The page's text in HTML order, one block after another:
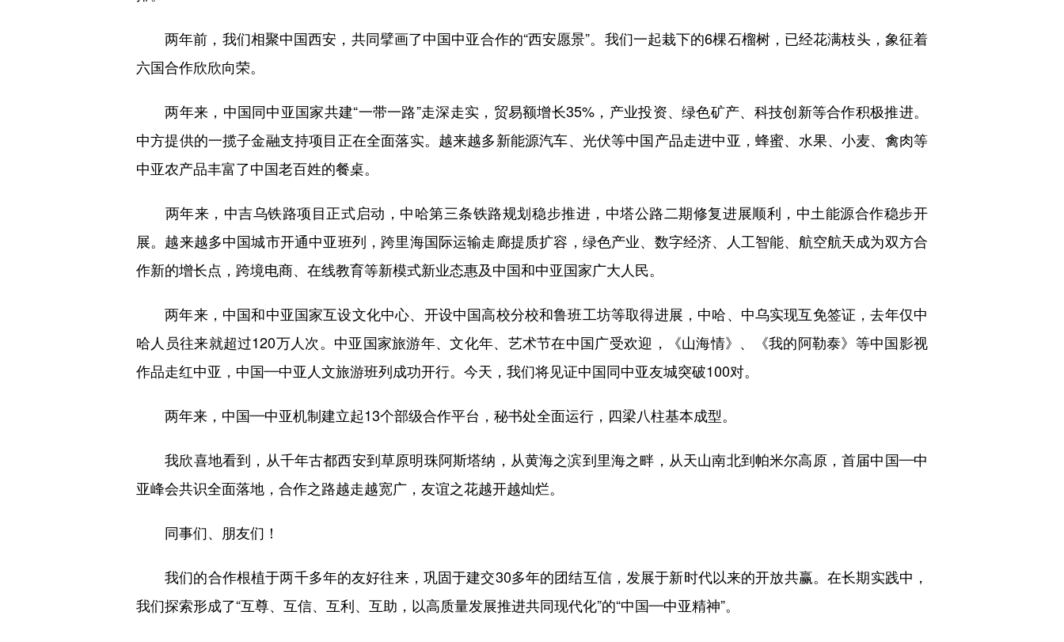
两年前，我们相聚中国西安，共同擘画了中国中亚合作的“西安愿景”。我们一起栽下的6棵石榴树，已经花满枝头，象征着
六国合作欣欣向荣。
两年来，中国同中亚国家共建“一带一路”走深走实，贸易额增长35%，产业投资、绿色矿产、科技创新等合作积极推进。
中方提供的一揽子金融支持项目正在全面落实。越来越多新能源汽车、光伏等中国产品走进中亚，蜂蜜、水果、小麦、禽肉等
中亚农产品丰富了中国老百姓的餐桌。
两年来，中吉乌铁路项目正式启动，中哈第三条铁路规划稳步推进，中塔公路二期修复进展顺利，中土能源合作稳步开
展。越来越多中国城市开通中亚班列，跨里海国际运输走廊提质扩容，绿色产业、数字经济、人工智能、航空航天成为双方合
作新的增长点，跨境电商、在线教育等新模式新业态惠及中国和中亚国家广大人民。
两年来，中国和中亚国家互设文化中心、开设中国高校分校和鲁班工坊等取得进展，中哈、中乌实现互免签证，去年仅中
哈人员往来就超过120万人次。中亚国家旅游年、文化年、艺术节在中国广受欢迎，《山海情》、《我的阿勒泰》等中国影视
作品走红中亚，中国—中亚人文旅游班列成功开行。今天，我们将见证中国同中亚友城突破100对。
两年来，中国—中亚机制建立起13个部级合作平台，秘书处全面运行，四梁八柱基本成型。
我欣喜地看到，从千年古都西安到草原明珠阿斯塔纳，从黄海之滨到里海之畔，从天山南北到帕米尔高原，首届中国—中
亚峰会共识全面落地，合作之路越走越宽广，友谊之花越开越灿烂。
同事们、朋友们！
我们的合作根植于两千多年的友好往来，巩固于建交30多年的团结互信，发展于新时代以来的开放共赢。在长期实践中，
我们探索形成了“互尊、互信、互利、互助，以高质量发展推进共同现代化”的“中国—中亚精神”。